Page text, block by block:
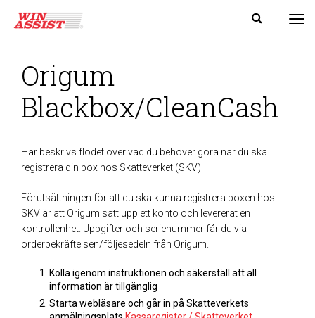
Origum
Blackbox/CleanCash
Här beskrivs flödet över vad du behöver göra när du ska
registrera din box hos Skatteverket (SKV)
Förutsättningen för att du ska kunna registrera boxen hos
SKV är att Origum satt upp ett konto och levererat en
kontrollenhet. Uppgifter och serienummer får du via
orderbekräftelsen/följesedeln från Origum.
Kolla igenom instruktionen och säkerställ att all
information är tillgänglig
Starta webläsare och går in på Skatteverkets